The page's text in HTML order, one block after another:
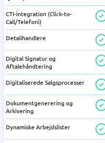
CTI-integration (Click-to-
Call/Telefoni)
Detailhandlere
Digital Signatur og
Aftalehåndtering
Digitaliserede Salgsprocesser
Dokumentgenerering og
Arkivering
Dynamiske Arbejdslister